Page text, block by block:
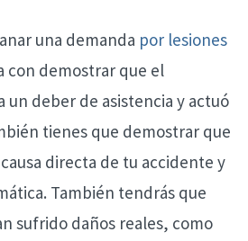
una demanda por lesiones
con demostrar que el
un deber de asistencia y actuó
tienes que demostrar que
directa de tu accidente y
También tendrás que
sufrido daños reales, como